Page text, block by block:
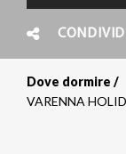
CONDIVIDI
Dove dormire
VARENNA